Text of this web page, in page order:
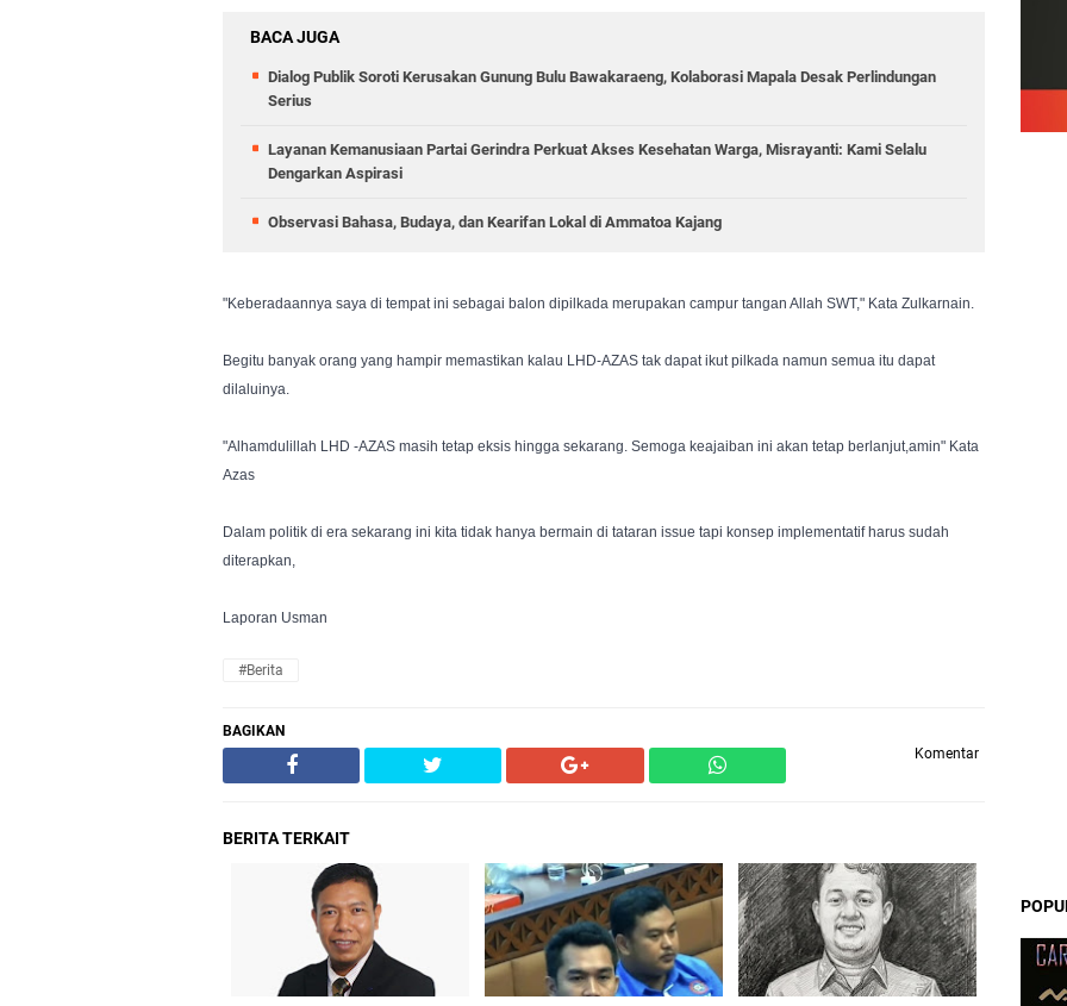
BACA JUGA
Dialog Publik Soroti Kerusakan Gunung Bulu Bawakaraeng, Kolaborasi Mapala Desak Perlindungan
Serius
Layanan Kemanusiaan Partai Gerindra Perkuat Akses Kesehatan Warga, Misrayanti: Kami Selalu
Dengarkan Aspirasi
Observasi Bahasa, Budaya, dan Kearifan Lokal di Ammatoa Kajang
"Keberadaannya saya di tempat ini sebagai balon dipilkada merupakan campur tangan Allah SWT," Kata Zulkarnain.
Begitu banyak orang yang hampir memastikan kalau LHD-AZAS tak dapat ikut pilkada namun semua itu dapat
dilaluinya.
"Alhamdulillah LHD -AZAS masih tetap eksis hingga sekarang. Semoga keajaiban ini akan tetap berlanjut,amin" Kata
Azas
Dalam politik di era sekarang ini kita tidak hanya bermain di tataran issue tapi konsep implementatif harus sudah
diterapkan,
Laporan Usman
#Berita
BAGIKAN
Komentar
BERITA TERKAIT